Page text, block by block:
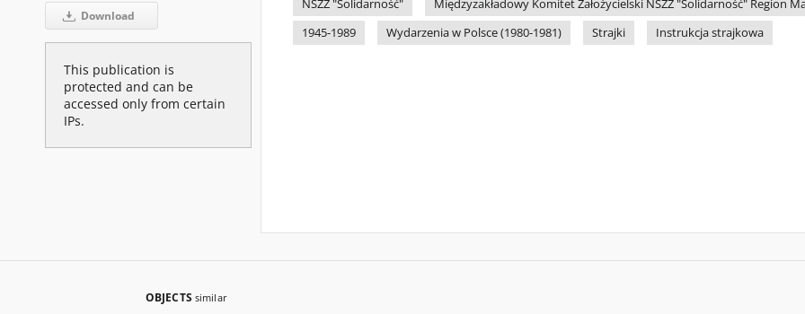
Download
This publication is
protected and can be
accessed only from certain
IPs.
NSZZ "Solidarność"
Międzyzakładowy Komitet Założycielski NSZZ "Solidarność" Region
1945-1989
Wydarzenia w Polsce (1980-1981) Strajki Instrukcja strajkowa
OBJECTS similar